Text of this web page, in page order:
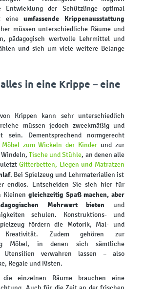
Entwicklung der Schützlinge optimal
eineumfassende Krippenausstattung
müssen unterschiedliche Räume und
pädagogisch wertvolle Lehrmittel und
und sich um viele weitere Belange
in eine Krippe – eine
Krippen kann sehr unterschiedlich
müssen jedoch zweckmäßig und
sein. Dementsprechend normgerecht
Möbel zum Wickeln der Kinder und zur
Tische und Stühle, an denen alle
Gitterbetten, Liegen und Matratzen
. Bei Spielzeug und Lehrmaterialien ist
endlos. Entscheiden Sie sich hier für
Kleinen gleichzeitig Spaß machen, aber
Mehrwert bieten und
schulen. Konstruktions- und
fördern die Motorik, Mal- und
Kreativität. Zudem gehören zur
Möbel, in denen sich sämtliche
Utensilien verwahren lassen – also
Regale und Kisten.
einzelnen Räume brauchen eine